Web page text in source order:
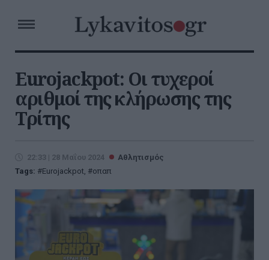
Eurojackpot: Οι τυχεροί
αριθμοί της κλήρωσης της
Τρίτης
22:33 | 28 Μαΐου 2024
Αθλητισμός
Tags:
Eurojackpot, οπαπ